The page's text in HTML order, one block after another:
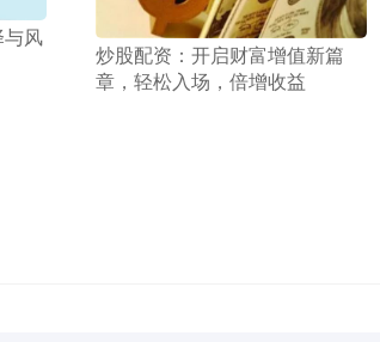
风
​炒股配资：开启财富增值新篇
章，轻松入场，倍增收益